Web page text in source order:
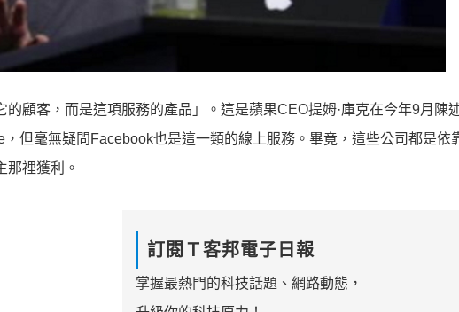
的顧客，而是這項服務的產品」。這是蘋果CEO提姆·庫克在今年9月陳
但毫無疑問Facebook也是這一類的線上服務。畢竟，這些公司都是依
那裡獲利。
訂閱Ｔ客邦電子日報
掌握最熱門的科技話題、網路動態，